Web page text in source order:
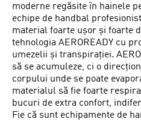
moderne regăsite în hainele
echipe de handbal
material foarte ușor și foarte
tehnologia AEROREADY cu
umezelii și transpirației.
să se acumuleze, ci o
corpului unde se poate
materialul să fie foarte
bucuri de extra confort,
Fie că sunt echipamente de